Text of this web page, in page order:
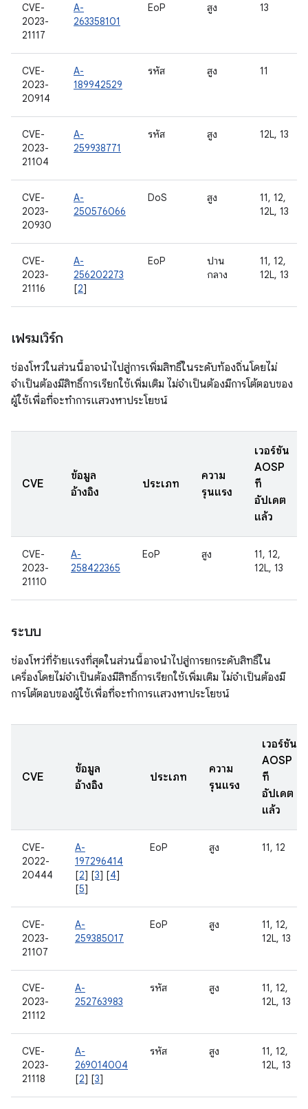
CVE-
2023-
21117
A-
263358101
EoP สูง 13
CVE-
2023-
20914
A-
189942529
รหัส สูง 11
CVE-
2023-
21104
A-
259938771
รหัส สูง 12L, 13
CVE-
2023-
20930
A-
250576066
DoS สูง
11, 12,
12L, 13
CVE-
2023-
21116
A-
256202273
[2]
EoP
ปาน
กลาง
11, 12,
12L, 13
เฟรมเวิร์ก
ช่องโหว่ในส่วนนี้อาจนำไปสู่การเพิ่มสิทธิ์ในระดับท้องถิ่นโดยไม่
จำเป็นต้องมีสิทธิ์การเรียกใช้เพิ่มเติม ไม่จำเป็นต้องมีการโต้ตอบของ
ผู้ใช้เพื่อที่จะทำการแสวงหาประโยชน์
CVE
ข้อมูล
อ้างอิง
ประเภท
ความ
รุนแรง
เวอร์ชัน
AOSP
ที่
อัปเดต
แล้ว
CVE-
2023-
21110
A-
258422365
EoP สูง
11, 12,
12L, 13
ระบบ
ช่องโหว่ที่ร้ายแรงที่สุดในส่วนนี้อาจนำไปสู่การยกระดับสิทธิ์ใน
เครื่องโดยไม่จำเป็นต้องมีสิทธิ์การเรียกใช้เพิ่มเติม ไม่จำเป็นต้องมี
การโต้ตอบของผู้ใช้เพื่อที่จะทำการแสวงหาประโยชน์
CVE
ข้อมูล
อ้างอิง
ประเภท
ความ
รุนแรง
เวอร์ชัน
AOSP
ที่
อัปเดต
แล้ว
CVE-
2022-
20444
A-
197296414
[2] [3] [4]
[5]
EoP สูง 11, 12
CVE-
2023-
21107
A-
259385017
EoP สูง
11, 12,
12L, 13
CVE-
2023-
21112
A-
252763983
รหัส สูง
11, 12,
12L, 13
CVE-
2023-
21118
A-
269014004
[2] [3]
รหัส สูง
11, 12,
12L, 13